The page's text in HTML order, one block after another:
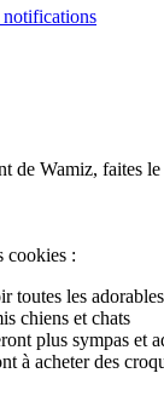
notifications
de Wamiz, faites
cookies :
toutes les
chiens et chats
plus sympas et
à acheter des